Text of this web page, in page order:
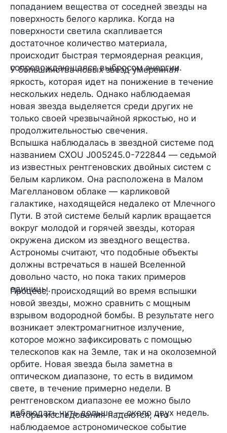
попаданием вещества от соседней звезды на
поверхность белого карлика. Когда на
поверхности светила скапливается
достаточное количество материала,
происходит быстрая термоядерная реакция,
сопровождающаяся выбросом энергии.
У большинства новых звезд умеренная
яркость, которая идет на понижение в течение
нескольких недель. Однако наблюдаемая
новая звезда выделяется среди других не
только своей чрезвычайной яркостью, но и
продолжительностью свечения.
Вспышка наблюдалась в звездной системе под
названием CXOU J005245.0-722844 — седьмой
из известных рентгеновских двойных систем с
белым карликом. Она расположена в Малом
Магеллановом облаке — карликовой
галактике, находящейся недалеко от Млечного
Пути. В этой системе белый карлик вращается
вокруг молодой и горячей звезды, которая
окружена диском из звездного вещества.
Астрономы считают, что подобные объекты
должны встречаться в нашей Вселенной
довольно часто, но пока таких примеров
единицы.
Процесс, происходящий во время вспышки
новой звезды, можно сравнить с мощным
взрывом водородной бомбы. В результате него
возникает электромагнитное излучение,
которое можно зафиксировать с помощью
телескопов как на Земле, так и на околоземной
орбите. Новая звезда была заметна в
оптическом диапазоне, то есть в видимом
свете, в течение примерно недели. В
рентгеновском диапазоне ее можно было
наблюдать чуть дольше —около двух недель.
Авторы исследования надеются, что
наблюдаемое астрономическое событие